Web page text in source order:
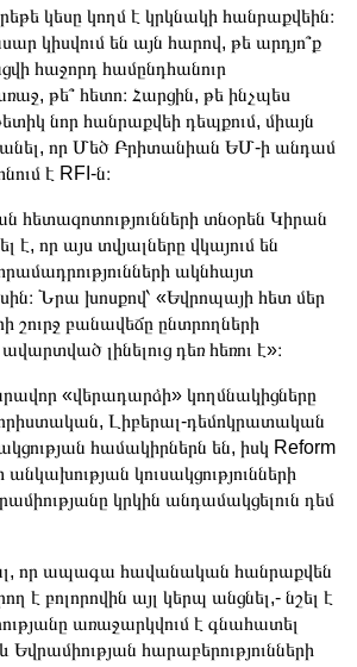
կեսը կողմ է կրկնակի հանրաքվեին։
կիսվում են այն հարով, թե արդյո՞ք
հաջորդ համընդհանուր
թե՞ հետո։ Հարցին, թե ինչպես
նոր հանրաքվեի դեպքում, միայն
որ Մեծ Բրիտանիան ԵՄ-ի անդամ
է RFI-ն։
հետազոտությունների տնօրեն Կիրան
է, որ այս տվյալները վկայում են
ակնհայտ
Նրա խոսքով՝ «Եվրոպայի հետ մեր
շուրջ բանավեճը ընտրողների
լինելուց դեռ հեռու է»։
«վերադարձի» կողմնակիցները
Լիբերալ-դեմոկրատական
համակիրներն են, իսկ Reform
կուսակցությունների
կրկին անդամակցելուն դեմ
որ ապագա հավանական հանրաքվեն
է բոլորովին այլ կերպ անցնել,- նշել է
առաջարկվում է գնահատել
հարաբերությունների